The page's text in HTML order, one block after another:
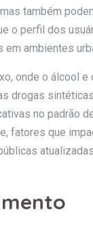
também
o perfil dos
ambientes
onde o álcool e
drogas
no padrão
fatores que